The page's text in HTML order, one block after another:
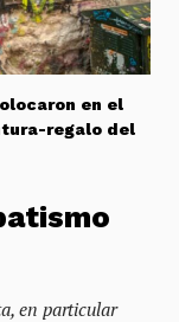
en el
regalo del
en particular